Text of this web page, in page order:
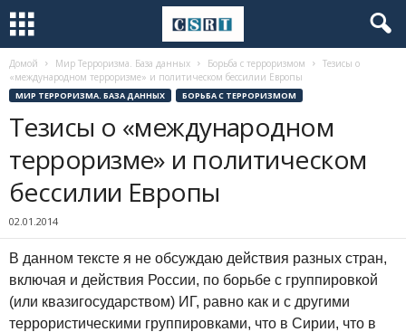
Домой Мир Терроризма. База данных Борьба с терроризмом
Тезисы о
«международном терроризме» и политическом бессилии Европы
МИР ТЕРРОРИЗМА. БАЗА ДАННЫХ БОРЬБА С ТЕРРОРИЗМОМ
Тезисы о «международном
терроризме» и политическом
бессилии Европы
02.01.2014
В данном тексте я не обсуждаю действия разных стран,
включая и действия России, по борьбе с группировкой
(или квазигосударством) ИГ, равно как и с другими
террористическими группировками, что в Сирии, что в